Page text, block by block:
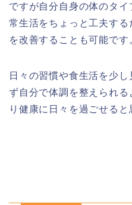
ですが自分自身の体のタイ
常生活をちょっと工夫す
を改善することも可能です
日々の習慣や食生活を少
ず自分で体調を整えられ
り健康に日々を過ごせると